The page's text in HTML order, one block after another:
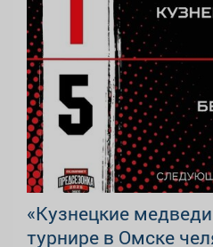
«Кузнецкие
турнире в Омске